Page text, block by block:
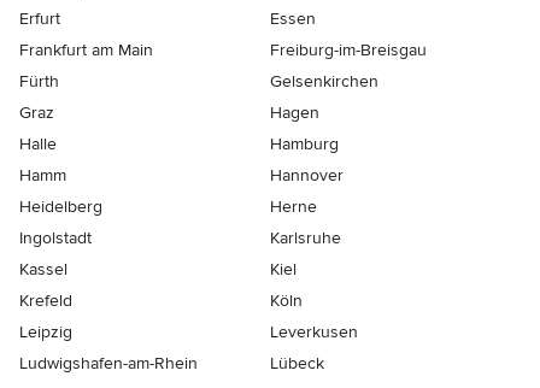
Erfurt
Essen
Frankfurt am Main
Freiburg-im-Breisgau
Fürth
Gelsenkirchen
Graz
Hagen
Halle
Hamburg
Hamm
Hannover
Heidelberg
Herne
Ingolstadt
Karlsruhe
Kassel
Kiel
Krefeld
Köln
Leipzig
Leverkusen
Ludwigshafen-am-Rhein
Lübeck